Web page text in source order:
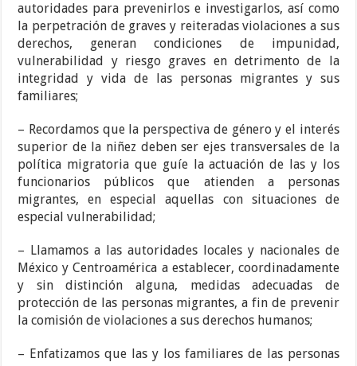
autoridades para prevenirlos e investigarlos, así como
la perpetración de graves y reiteradas violaciones a sus
derechos, generan condiciones de impunidad,
vulnerabilidad y riesgo graves en detrimento de la
integridad y vida de las personas migrantes y sus
familiares;
– Recordamos que la perspectiva de género y el interés
superior de la niñez deben ser ejes transversales de la
política migratoria que guíe la actuación de las y los
funcionarios públicos que atienden a personas
migrantes, en especial aquellas con situaciones de
especial vulnerabilidad;
– Llamamos a las autoridades locales y nacionales de
México y Centroamérica a establecer, coordinadamente
y sin distinción alguna, medidas adecuadas de
protección de las personas migrantes, a fin de prevenir
la comisión de violaciones a sus derechos humanos;
– Enfatizamos que las y los familiares de las personas